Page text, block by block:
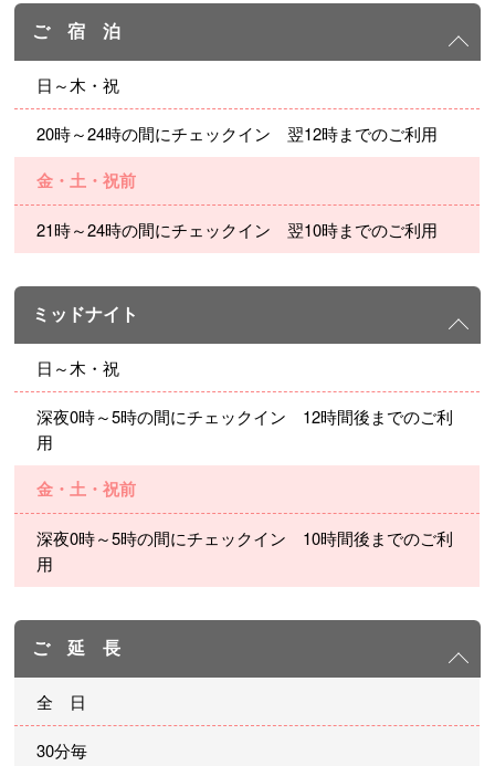
ご 宿 泊
日～木・祝
20時～24時の間にチェックイン 翌12時までのご利用
金・土・祝前
21時～24時の間にチェックイン 翌10時までのご利用
ミッドナイト
日～木・祝
深夜0時～5時の間にチェックイン 12時間後までのご利
用
金・土・祝前
深夜0時～5時の間にチェックイン 10時間後までのご利
用
ご 延 長
全 日
30分毎